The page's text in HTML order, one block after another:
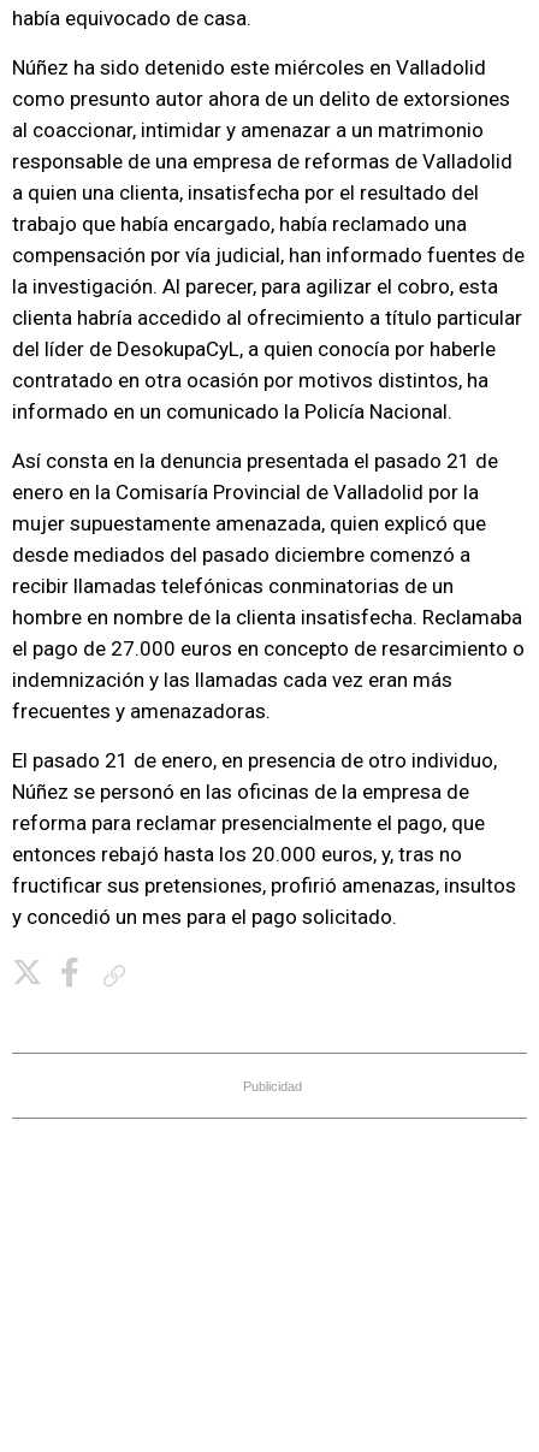
había equivocado de casa.
Núñez ha sido detenido este miércoles en Valladolid
como presunto autor ahora de un delito de extorsiones
al coaccionar, intimidar y amenazar a un matrimonio
responsable de una empresa de reformas de Valladolid
a quien una clienta, insatisfecha por el resultado del
trabajo que había encargado, había reclamado una
compensación por vía judicial, han informado fuentes de
la investigación. Al parecer, para agilizar el cobro, esta
clienta habría accedido al ofrecimiento a título particular
del líder de DesokupaCyL, a quien conocía por haberle
contratado en otra ocasión por motivos distintos, ha
informado en un comunicado la Policía Nacional.
Así consta en la denuncia presentada el pasado 21 de
enero en la Comisaría Provincial de Valladolid por la
mujer supuestamente amenazada, quien explicó que
desde mediados del pasado diciembre comenzó a
recibir llamadas telefónicas conminatorias de un
hombre en nombre de la clienta insatisfecha. Reclamaba
el pago de 27.000 euros en concepto de resarcimiento o
indemnización y las llamadas cada vez eran más
frecuentes y amenazadoras.
El pasado 21 de enero, en presencia de otro individuo,
Núñez se personó en las oficinas de la empresa de
reforma para reclamar presencialmente el pago, que
entonces rebajó hasta los 20.000 euros, y, tras no
fructificar sus pretensiones, profirió amenazas, insultos
y concedió un mes para el pago solicitado.
Publicidad